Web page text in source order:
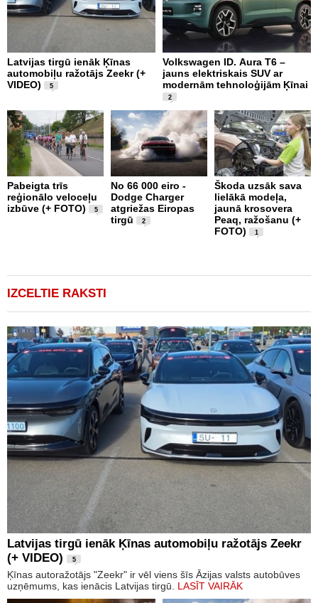
Latvijas tirgū ienāk Ķīnas
automobiļu ražotājs Zeekr (+
VIDEO)
5
Volkswagen ID. Aura T6 –
jauns elektriskais SUV ar
modernām tehnoloģijām Ķīnai
2
Pabeigta trīs
reģionālo veloceļu
izbūve (+ FOTO)
5
No 66 000 eiro -
Dodge Charger
atgriežas Eiropas
tirgū
2
Škoda uzsāk sava
lielākā modeļa,
jaunā krosovera
Peaq, ražošanu (+
FOTO)
1
IZCELTIE RAKSTI
Latvijas tirgū ienāk Ķīnas automobiļu ražotājs Zeekr
(+ VIDEO)
5
Ķīnas autoražotājs "Zeekr" ir vēl viens šīs Āzijas valsts autobūves
uzņēmums, kas ienācis Latvijas tirgū. LASĪT VAIRĀK